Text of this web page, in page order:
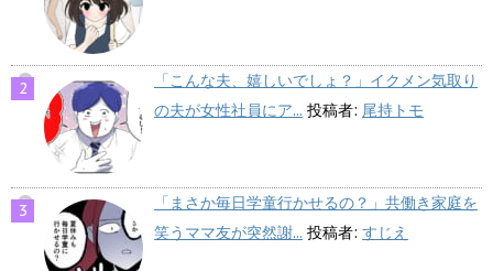
「こんな夫、嬉しいでしょ？」イクメン気取り
の夫が女性社員にア... 投稿者: 尾持トモ
「まさか毎日学童行かせるの？」共働き家庭を
笑うママ友が突然謝... 投稿者: すじえ